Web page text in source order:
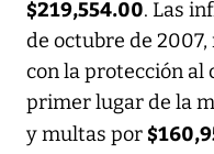
$219,554.00. Las
de octubre de
con la protección al
primer lugar de la
y multas por